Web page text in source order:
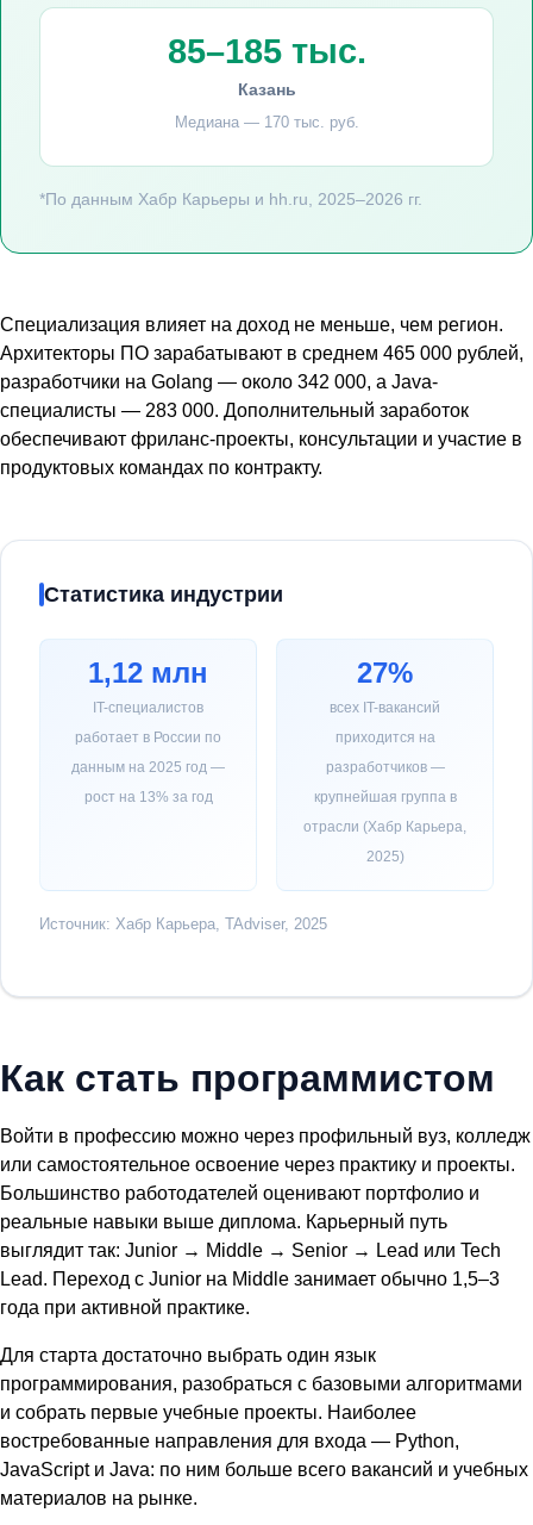
85–185 тыс.
Казань
Медиана — 170 тыс. руб.
*По данным Хабр Карьеры и hh.ru, 2025–2026 гг.
Специализация влияет на доход не меньше, чем регион.
Архитекторы ПО зарабатывают в среднем 465 000 рублей,
разработчики на Golang — около 342 000, а Java-
специалисты — 283 000. Дополнительный заработок
обеспечивают фриланс-проекты, консультации и участие в
продуктовых командах по контракту.
Статистика индустрии
1,12 млн
IT-специалистов
работает в России по
данным на 2025 год —
рост на 13% за год
27%
всех IT-вакансий
приходится на
разработчиков —
крупнейшая группа в
отрасли (Хабр Карьера,
2025)
Источник: Хабр Карьера, TAdviser, 2025
Как стать программистом
Войти в профессию можно через профильный вуз, колледж
или самостоятельное освоение через практику и проекты.
Большинство работодателей оценивают портфолио и
реальные навыки выше диплома. Карьерный путь
выглядит так: Junior → Middle → Senior → Lead или Tech
Lead. Переход с Junior на Middle занимает обычно 1,5–3
года при активной практике.
Для старта достаточно выбрать один язык
программирования, разобраться с базовыми алгоритмами
и собрать первые учебные проекты. Наиболее
востребованные направления для входа — Python,
JavaScript и Java: по ним больше всего вакансий и учебных
материалов на рынке.